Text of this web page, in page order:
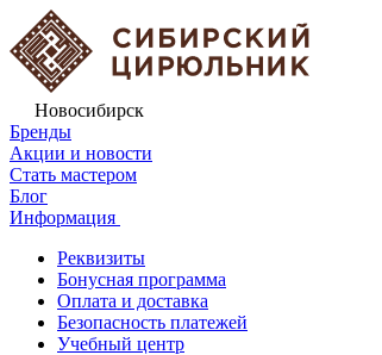
Новосибирск
Бренды
Акции и новости
Стать мастером
Блог
Информация
Реквизиты
Бонусная программа
Оплата и доставка
Безопасность платежей
Учебный центр